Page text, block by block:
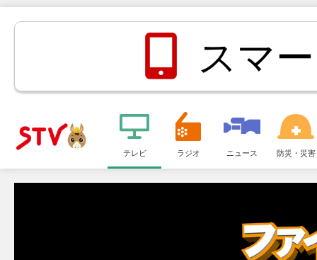
ＳＴＶ札
スマ
メ
ュ
テレビ ラジオ ニュース 防災・災害